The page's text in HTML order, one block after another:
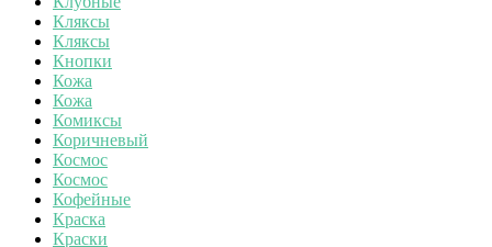
Кляксы
Кляксы
Кнопки
Кожа
Кожа
Комиксы
Коричневый
Космос
Космос
Кофейные
Краска
Краски